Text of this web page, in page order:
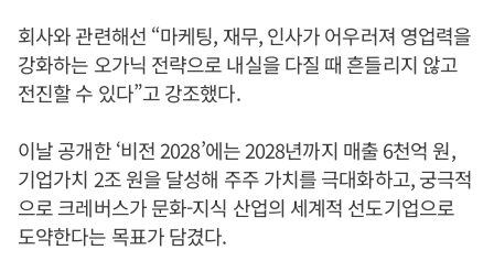
회사와 관련해선 “마케팅, 재무, 인사가 어우러져 영업력을
강화하는 오가닉 전략으로 내실을 다질 때 흔들리지 않고
전진할 수 있다”고 강조했다.
이날 공개한 ‘비전 2028’에는 2028년까지 매출 6천억 원,
기업가치 2조 원을 달성해 주주 가치를 극대화하고, 궁극적
으로 크레버스가 문화-지식 산업의 세계적 선도기업으로
도약한다는 목표가 담겼다.